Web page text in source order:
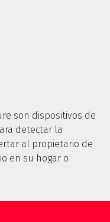
son dispositivos de
detectar la
al propietario de
en su hogar o